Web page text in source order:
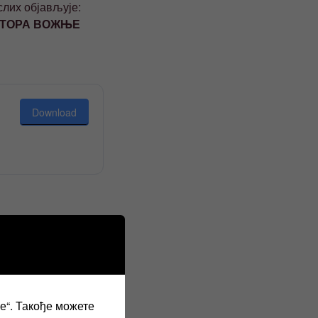
објављује:
ВОЖЊЕ
Download
Такође можете